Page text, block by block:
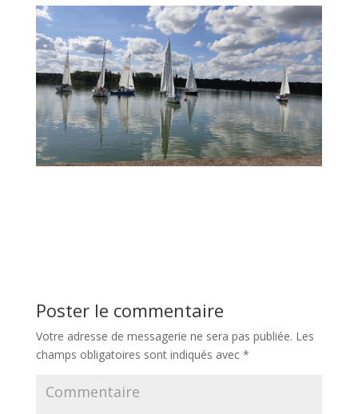
Poster le commentaire
Votre adresse de messagerie ne sera pas publiée. Les
champs obligatoires sont indiqués avec *